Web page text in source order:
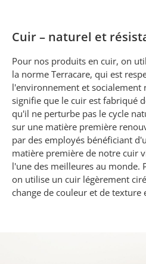
Cuir – naturel et
Pour nos produits en cuir, on
la norme Terracare, qui est
l'environnement et socialement
signifie que le cuir est fabriqué
qu'il ne perturbe pas le cycle
sur une matière première
par des employés bénéficiant
matière première de notre cuir
l'une des meilleures au monde.
on utilise un cuir légèrement
change de couleur et de